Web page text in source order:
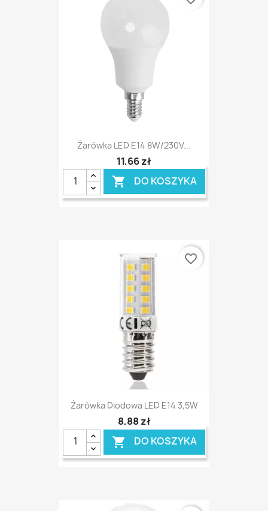
Żarówka LED E14 8W/230V...
11,66 zł
 DO KOSZYKA
Żarówka Diodowa LED E14 3,5W
8,88 zł
 DO KOSZYKA
favorite_border